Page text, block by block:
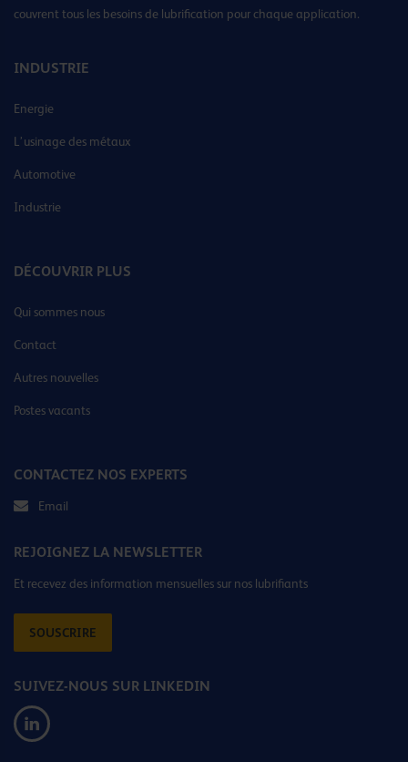
couvrent tous les besoins de lubrification pour chaque application.
INDUSTRIE
Energie
L’usinage des métaux
Automotive
Industrie
DÉCOUVRIR PLUS
Qui sommes nous
Contact
Autres nouvelles
Postes vacants
CONTACTEZ NOS EXPERTS
Email
REJOIGNEZ LA NEWSLETTER
Et recevez des information mensuelles sur nos lubrifiants
SOUSCRIRE
SUIVEZ-NOUS SUR LINKEDIN